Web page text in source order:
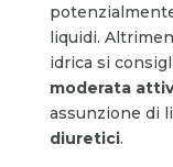
liquidi.
idrica si
moderata
assunzione di
diuretici.